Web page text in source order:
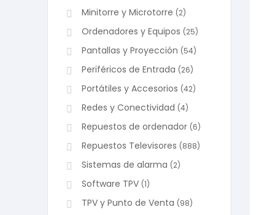
Minitorre y Microtorre (2)
Ordenadores y Equipos (25)
Pantallas y Proyección (54)
Periféricos de Entrada (26)
Portátiles y Accesorios (42)
Redes y Conectividad (4)
Repuestos de ordenador (6)
Repuestos Televisores (888)
Sistemas de alarma (2)
Software TPV (1)
TPV y Punto de Venta (98)